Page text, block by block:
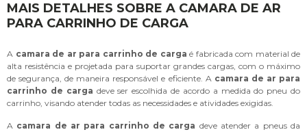
MAIS DETALHES SOBRE A CAMARA DE AR
PARA CARRINHO DE CARGA
A camara de ar para carrinho de carga é fabricada com material de
alta resistência e projetada para suportar grandes cargas, com o máximo
de segurança, de maneira responsável e eficiente. A camara de ar para
carrinho de carga deve ser escolhida de acordo a medida do pneu do
carrinho, visando atender todas as necessidades e atividades exigidas.
A camara de ar para carrinho de carga deve atender a pneus da